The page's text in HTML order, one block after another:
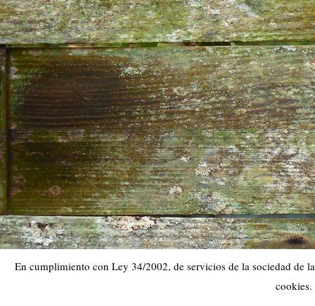
En cumplimiento con Ley 34/2002, de servicios de la sociedad de
cookies.